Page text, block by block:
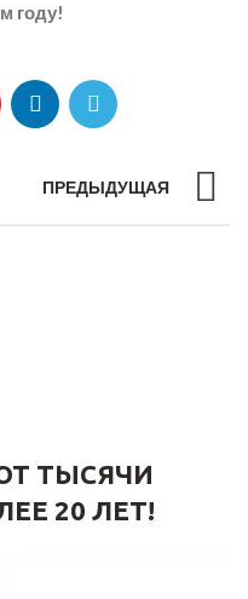
году!
ПРЕДЫДУЩАЯ
ТЫСЯЧИ
20 ЛЕТ!